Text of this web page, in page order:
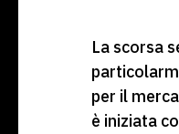
La scorsa
per il
è iniziata